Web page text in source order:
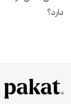
دارد؟